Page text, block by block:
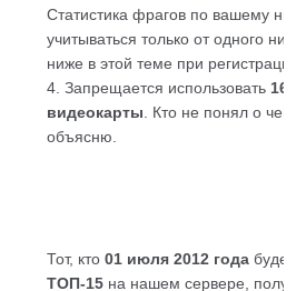
Статистика фрагов по вашему
учитываться только от одного
ниже в этой теме при регистрации.
4. Запрещается использовать 16-
видеокарты . Кто не понял о чем
объясню.
Тот, кто 01 июля 2012 года будет
ТОП-15 на нашем сервере,